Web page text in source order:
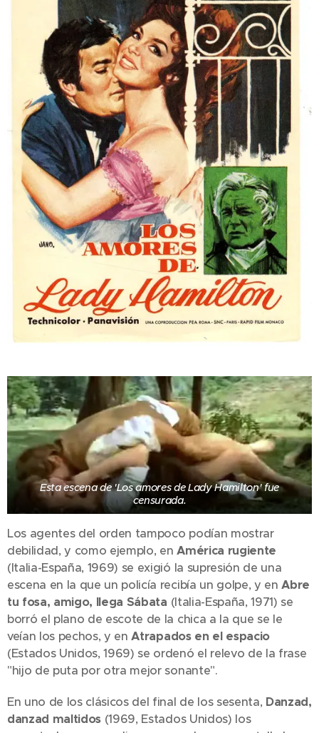
Esta escena de 'Los amores de Lady Hamilton' fue
censurada.
Los agentes del orden tampoco podían mostrar
debilidad, y como ejemplo, enAmérica rugiente
(Italia-España, 1969) se exigió la supresión de una
escena en la que un policía recibía un golpe, y enAbre
tu fosa, amigo, llega Sábata (Italia-España, 1971) se
borró el plano de escote de la chica a la que se le
veían los pechos, y en Atrapados en el espacio
(Estados Unidos, 1969) se ordenó el relevo de la frase
"hijo de puta por otra mejor sonante".
En uno de los clásicos del final de los sesenta, Danzad,
danzad maltidos (1969, Estados Unidos) los